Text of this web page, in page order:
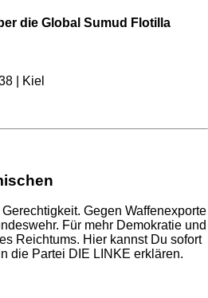
die Global Sumud Flotilla
| Kiel
Gegen Waffenexporte
Für mehr Demokratie und
Reichtums. Hier kannst Du sofort
die Partei DIE LINKE erklären.